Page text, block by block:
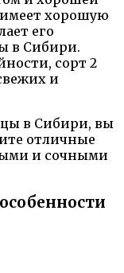
имеет хорошую
его
в Сибири.
сорт 2
и
в Сибири, вы
отличные
и сочными